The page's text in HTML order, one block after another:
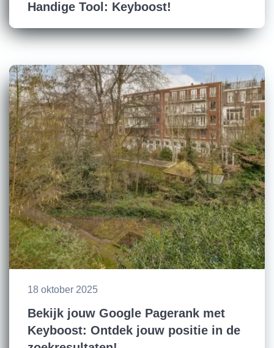
Handige Tool: Keyboost!
18 oktober 2025
Bekijk jouw Google Pagerank met
Keyboost: Ontdek jouw positie in de